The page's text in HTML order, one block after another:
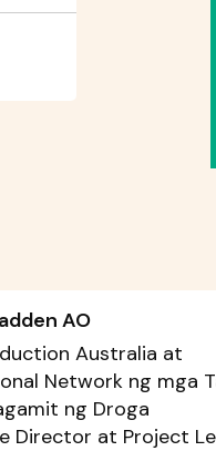
AO
Australia at
Network ng mga
ng Droga
Director at Project